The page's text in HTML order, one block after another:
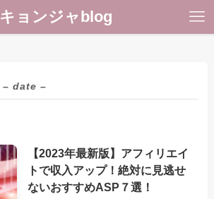
キョンジャblog
– date –
【2023年最新版】アフィリエイ
トで収入アップ！絶対に見逃せ
ないおすすめASP７選！